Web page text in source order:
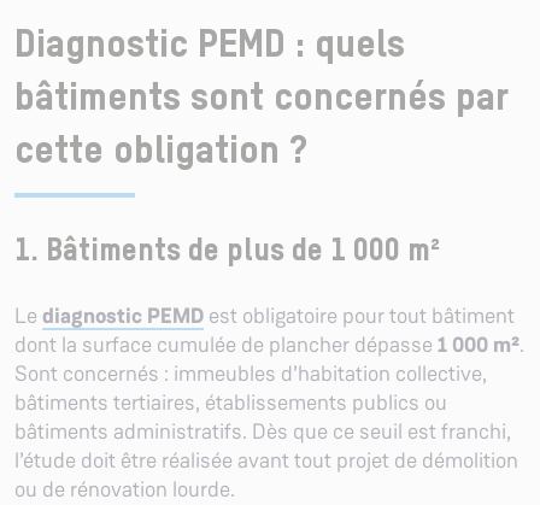
Diagnostic PEMD : quels
bâtiments sont concernés par
cette obligation ?
1. Bâtiments de plus de 1 000 m²
Le diagnostic PEMD est obligatoire pour tout bâtiment
dont la surface cumulée de plancher dépasse 1 000 m².
Sont concernés : immeubles d’habitation collective,
bâtiments tertiaires, établissements publics ou
bâtiments administratifs. Dès que ce seuil est franchi,
l’étude doit être réalisée avant tout projet de démolition
ou de rénovation lourde.